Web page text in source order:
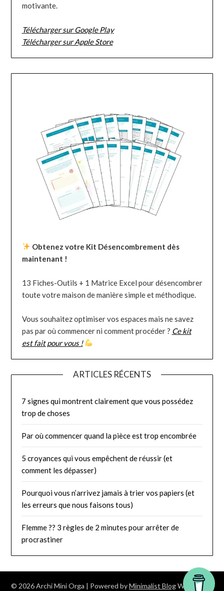
motivante.
Télécharger sur Google Play
Télécharger sur Apple Store
Obtenez votre Kit Désencombrement dès
maintenant !
13 Fiches-Outils + 1 Matrice Excel pour désencombrer
toute votre maison de manière simple et méthodique.
Vous souhaitez optimiser vos espaces mais ne savez
pas par où commencer ni comment procéder ? Ce kit
est fait pour vous !
ARTICLES RÉCENTS
7 signes qui montrent clairement que vous possédez
trop de choses
Par où commencer quand la pièce est trop encombrée
5 croyances qui vous empêchent de réussir (et
comment les dépasser)
Pourquoi vous n’arrivez jamais à trier vos papiers (et
les erreurs que nous faisons tous)
Flemme ?? 3 règles de 2 minutes pour arrêter de
procrastiner
© 2026 Archi Mini Orga | Powered byMinimalist BlogWordPress